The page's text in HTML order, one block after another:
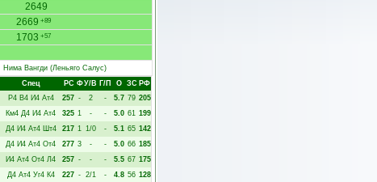
2649
2669 +89
1703 +57
Нима Вангди(Леньяго Салус)
Спец РC ФУ/В Г/П О ЗС РФ
Р4 В4 И4 Ат4 257 - 2 - 5.7 79 205
Км4 Д4 И4 Ат4 325 1 - - 5.0 61 199
Д4 И4 Ат4 Шт4 217 1 1/0 - 5.1 65 142
Д4 И4 Ат4 От4 277 3 - - 5.0 66 185
И4 Ат4 От4 Л4 257 - - - 5.5 67 175
Д4 Ат4 Уг4 К4 227 - 2/1 - 4.8 56 128